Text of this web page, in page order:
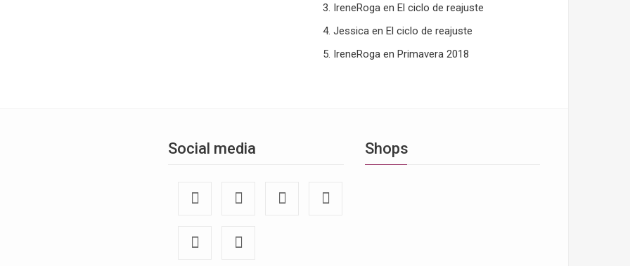
IreneRoga en El ciclo de reajuste
Jessica en El ciclo de reajuste
IreneRoga en Primavera 2018
Social media Shops